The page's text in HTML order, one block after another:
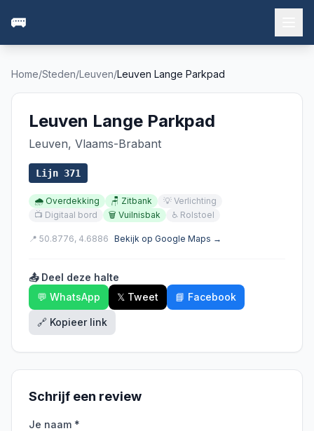
🚌
Home/Steden/Leuven/Leuven Lange Parkpad
Leuven Lange Parkpad
Leuven, Vlaams-Brabant
Lijn 371
🌧️ Overdekking 🪑 Zitbank 💡 Verlichting
📺 Digitaal bord 🗑️ Vuilnisbak ♿ Rolstoel
📍 50.8776, 4.6886 Bekijk op Google Maps →
📤 Deel deze halte
💬 WhatsApp
𝕏 Tweet 📘 Facebook
🔗 Kopieer link
Schrijf een review
Je naam *